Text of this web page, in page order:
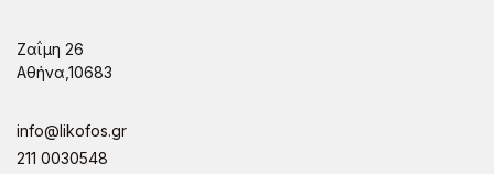
Ζαΐμη 26
Αθήνα,10683
info@likofos.gr
211 0030548